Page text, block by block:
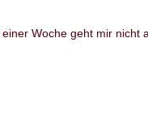
Woche geht mir nicht